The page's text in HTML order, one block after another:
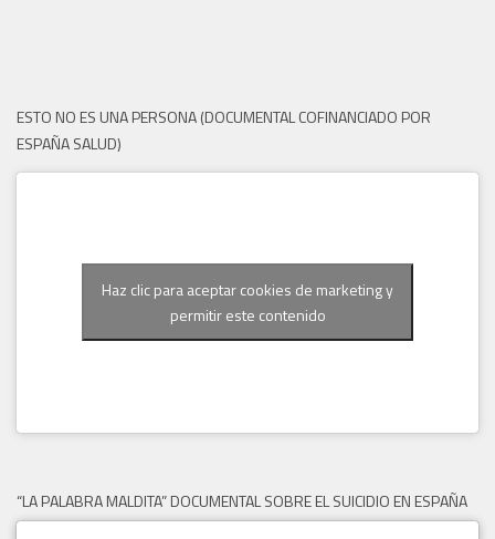
ESTO NO ES UNA PERSONA (DOCUMENTAL COFINANCIADO POR
ESPAÑA SALUD)
Haz clic para aceptar cookies de marketing y
permitir este contenido
“LA PALABRA MALDITA” DOCUMENTAL SOBRE EL SUICIDIO EN ESPAÑA